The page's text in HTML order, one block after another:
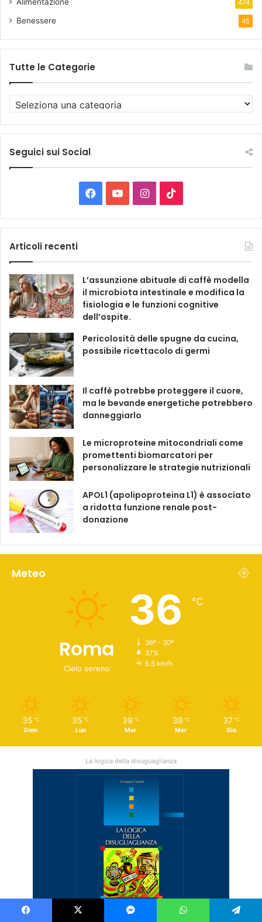
474
Benessere 45
Tutte le Categorie
u
t
e
o
r
i
e
Seguici sui Social
a
e
b
o
o
k
o
T
u
b
e
I
n
t
a
g
r
a
i
T
o
k
Articoli recenti
L’assunzione abituale di caffè modella
il microbiota intestinale e modifica la
fisiologia e le funzioni cognitive
dell’ospite.
Pericolosità delle spugne da cucina,
possibile ricettacolo di germi
Il caffè potrebbe proteggere il cuore,
ma le bevande energetiche potrebbero
danneggiarlo
Le microproteine ​​mitocondriali come
promettenti biomarcatori per
personalizzare le strategie nutrizionali
APOL1 (apolipoproteina L1) è associato
a ridotta funzione renale post-
donazione
Meteo
Roma
Cielo sereno
36 ℃
36º - 30º
37%
6.5 km/h
35 ℃
Dom
35 ℃
Lun
39 ℃
Mar
38 ℃
Mer
37 ℃
Gio
La logica della disuguaglianza